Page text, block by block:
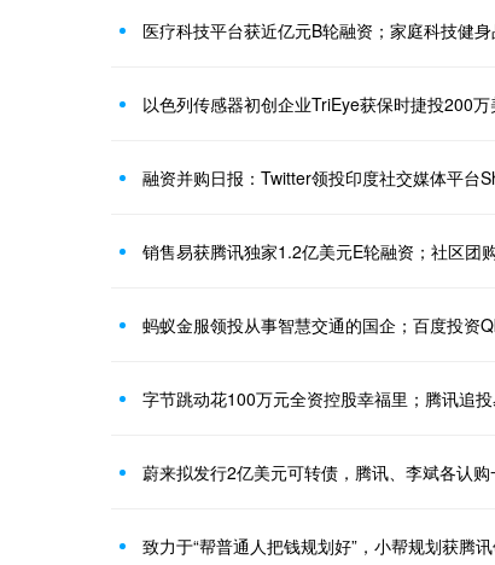
医疗科技平台获近亿元B轮融资；家庭科技健
以色列传感器初创企业TriEye获保时捷投200万
融资并购日报：Twitter领投印度社交媒体平台
销售易获腾讯独家1.2亿美元E轮融资；社区团
蚂蚁金服领投从事智慧交通的国企；百度投资
字节跳动花100万元全资控股幸福里；腾讯追
致力于“帮普通人把钱规划好”，小帮规划获腾